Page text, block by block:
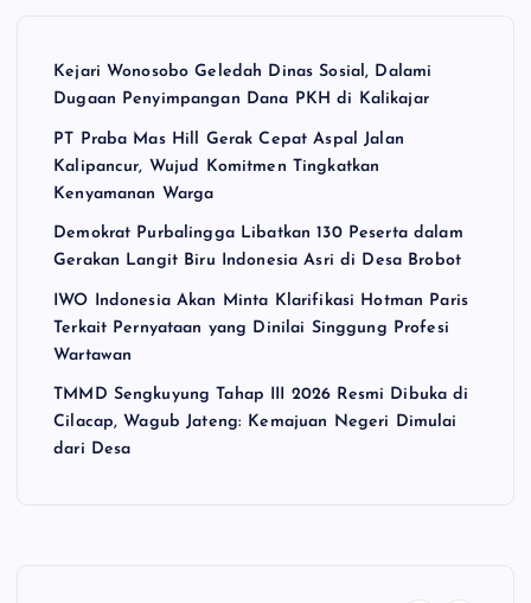
Kejari Wonosobo Geledah Dinas Sosial, Dalami
Dugaan Penyimpangan Dana PKH di Kalikajar
PT Praba Mas Hill Gerak Cepat Aspal Jalan
Kalipancur, Wujud Komitmen Tingkatkan
Kenyamanan Warga
Demokrat Purbalingga Libatkan 130 Peserta dalam
Gerakan Langit Biru Indonesia Asri di Desa Brobot
IWO Indonesia Akan Minta Klarifikasi Hotman Paris
Terkait Pernyataan yang Dinilai Singgung Profesi
Wartawan
TMMD Sengkuyung Tahap III 2026 Resmi Dibuka di
Cilacap, Wagub Jateng: Kemajuan Negeri Dimulai
dari Desa